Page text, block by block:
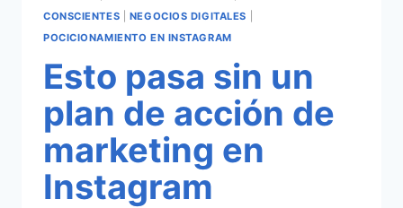
CONSCIENTES
NEGOCIOS DIGITALES
POCICIONAMIENTO EN INSTAGRAM
Esto pasa sin un
plan de acción de
marketing en
Instagram